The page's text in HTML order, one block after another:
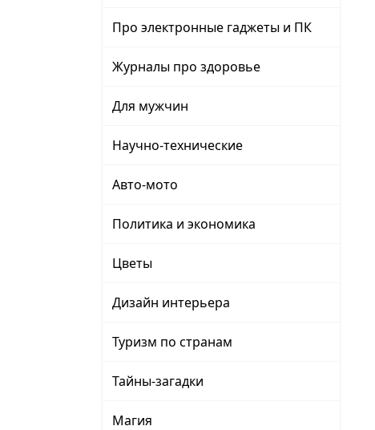
Про электронные гаджеты и ПК
Журналы про здоровье
Для мужчин
Научно-технические
Авто-мото
Политика и экономика
Цветы
Дизайн интерьера
Туризм по странам
Тайны-загадки
Магия